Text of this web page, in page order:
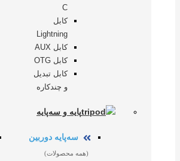
C
کابل
Lightning
کابل AUX
کابل OTG
کابل تبدیل
و چندکاره
پایه و سه‌پایه
سه‌پایه دوربین
(همه محصولات)